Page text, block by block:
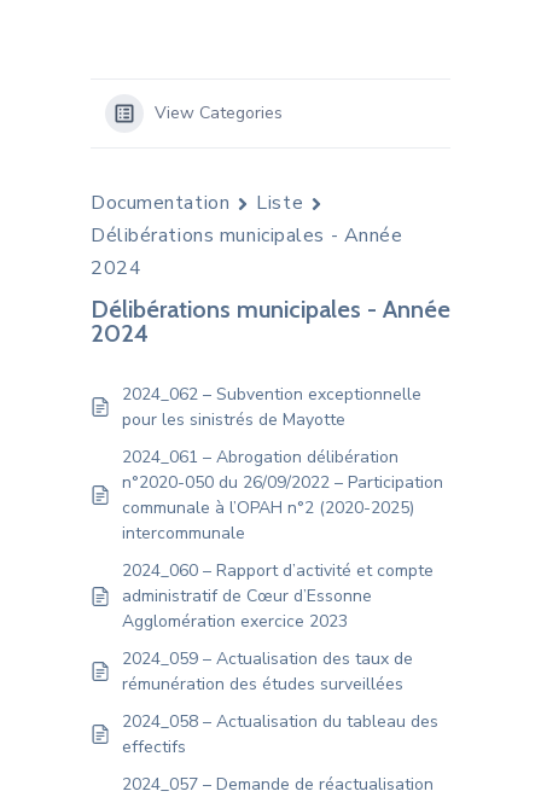
View Categories
Documentation
Liste
Délibérations municipales - Année
2024
Délibérations municipales - Année
2024
2024_062 – Subvention exceptionnelle
pour les sinistrés de Mayotte
2024_061 – Abrogation délibération
n°2020-050 du 26/09/2022 – Participation
communale à l’OPAH n°2 (2020-2025)
intercommunale
2024_060 – Rapport d’activité et compte
administratif de Cœur d’Essonne
Agglomération exercice 2023
2024_059 – Actualisation des taux de
rémunération des études surveillées
2024_058 – Actualisation du tableau des
effectifs
2024_057 – Demande de réactualisation